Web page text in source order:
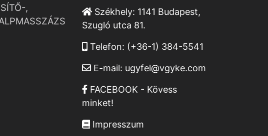
,
Székhely: 1141 Budapest,
Szugló utca 81.
Telefon: (+36-1) 384-5541
E-mail: ugyfel@vgyke.com
FACEBOOK - Kövess
minket!
Impresszum